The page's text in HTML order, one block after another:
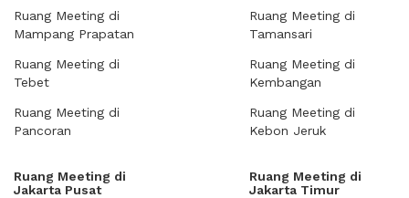
Ruang Meeting di
Mampang Prapatan
Ruang Meeting di
Tebet
Ruang Meeting di
Pancoran
Ruang Meeting di
Tamansari
Ruang Meeting di
Kembangan
Ruang Meeting di
Kebon Jeruk
Ruang Meeting di
Jakarta Pusat
Ruang Meeting di
Jakarta Timur